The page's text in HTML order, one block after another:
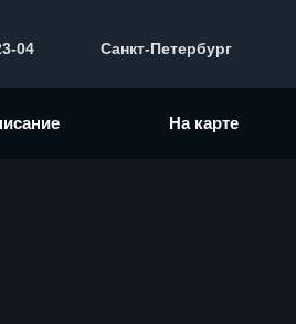
04 Санкт-Петербург
На карте